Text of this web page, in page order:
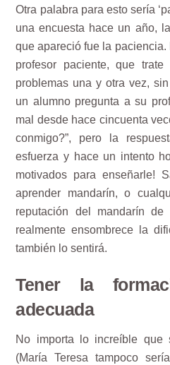
Otra palabra para esto sería
una encuesta hace un año,
que apareció fue la
profesor paciente, que
problemas una y otra vez,
un alumno pregunta a su
mal desde hace cincuenta
conmigo?”, pero la
esfuerza y hace un intento
motivados para enseñarle!
aprender mandarín, o
reputación del mandarín
realmente ensombrece la
también lo sentirá.
Tener la
adecuada
No importa lo increíble que
(María Teresa tampoco